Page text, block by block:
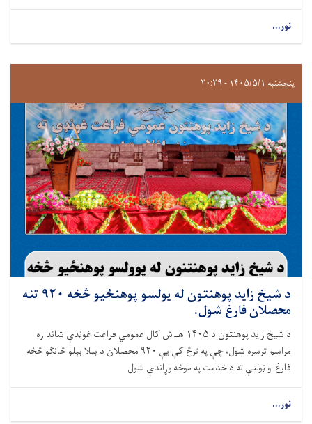
نور...
پنجشنبه ۱۴۰۵/۵/۱ - ۲۰:۲۹
د شيخ زايد پوهنتون له يولسو پوهنځيو څخه ۹۲۰ تنه
محصلان فارغ شول.
د شيخ زايد پوهنتون د ۱۴۰۵ هـ.ش کال عمومي فراغت غوڼدې شانداره
مراسم ترسره شول، چې په ترڅ کې یې ۹۲۰ محصلان د بېلا بېلو څانګو څخه
فارغ او ټولنې ته د خدمت په موخه وړاندې شول
نور...